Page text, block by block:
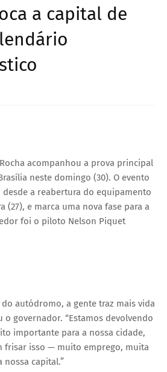
a capital de
acompanhou a prova principal
neste domingo (30). O evento
a reabertura do equipamento
(27), e marca uma nova fase para a
foi o piloto Nelson Piquet
do autódromo, a gente traz mais vida
o governador. “Estamos devolvendo
importante para a nossa cidade,
frisar isso — muito emprego, muita
nossa capital.”